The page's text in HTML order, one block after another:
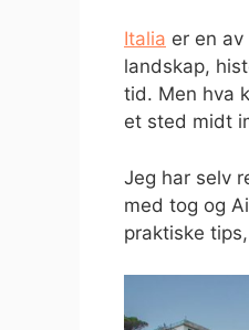
Italia er en
landskap,
tid. Men hva
et sted midt
Jeg har selv
med tog og
praktiske